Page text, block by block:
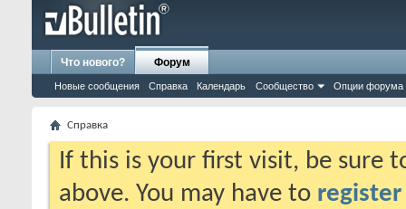
Что нового? Форум
Новые сообщения Справка Календарь Сообщество Опции форума
Справка
If this is your first visit, be sure
above. You may have to register